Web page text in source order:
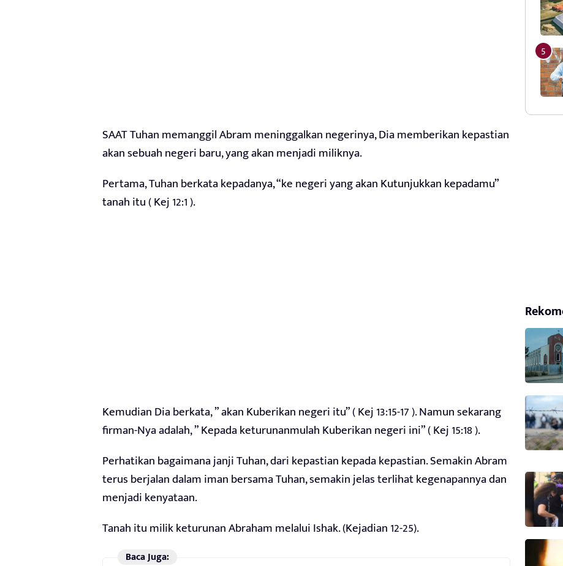
SAAT Tuhan memanggil Abram meninggalkan negerinya, Dia memberikan kepastian
akan sebuah negeri baru, yang akan menjadi miliknya.
Pertama, Tuhan berkata kepadanya, “ke negeri yang akan Kutunjukkan kepadamu”
tanah itu ( Kej 12:1 ).
Kemudian Dia berkata, ” akan Kuberikan negeri itu” ( Kej 13:15-17 ). Namun sekarang
firman-Nya adalah, ” Kepada keturunanmulah Kuberikan negeri ini” ( Kej 15:18 ).
Perhatikan bagaimana janji Tuhan, dari kepastian kepada kepastian. Semakin Abram
terus berjalan dalam iman bersama Tuhan, semakin jelas terlihat kegenapannya dan
menjadi kenyataan.
Tanah itu milik keturunan Abraham melalui Ishak. (Kejadian 12-25).
Baca Juga: